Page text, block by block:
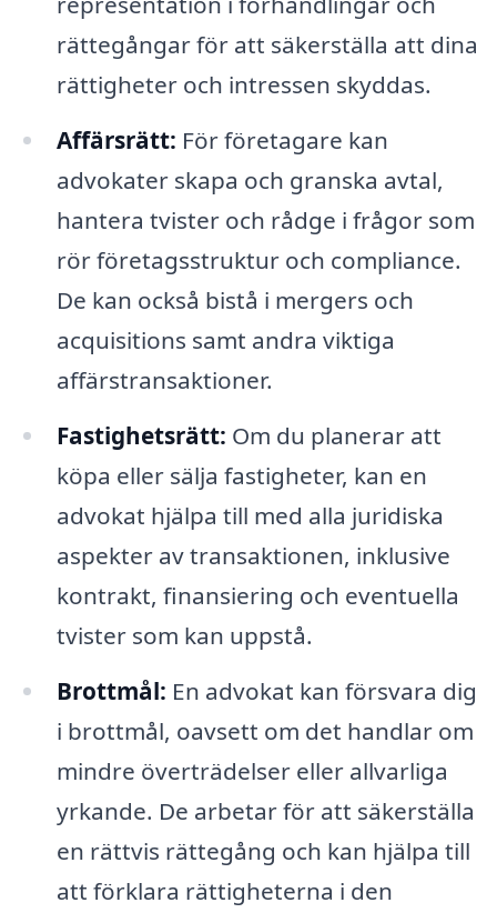
rättegångar för att säkerställa att dina
rättigheter och intressen skyddas.
Affärsrätt: För företagare kan
advokater skapa och granska avtal,
hantera tvister och rådge i frågor som
rör företagsstruktur och compliance.
De kan också bistå i mergers och
acquisitions samt andra viktiga
affärstransaktioner.
Fastighetsrätt: Om du planerar att
köpa eller sälja fastigheter, kan en
advokat hjälpa till med alla juridiska
aspekter av transaktionen, inklusive
kontrakt, finansiering och eventuella
tvister som kan uppstå.
Brottmål: En advokat kan försvara dig
i brottmål, oavsett om det handlar om
mindre överträdelser eller allvarliga
yrkande. De arbetar för att säkerställa
en rättvis rättegång och kan hjälpa till
att förklara rättigheterna i den